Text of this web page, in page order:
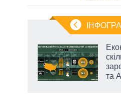
та